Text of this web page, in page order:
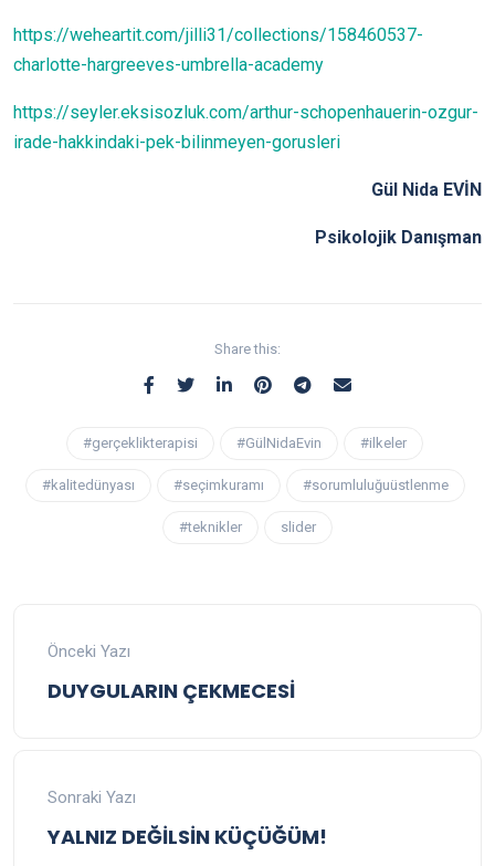
https://weheartit.com/jilli31/collections/158460537-
charlotte-hargreeves-umbrella-academy
https://seyler.eksisozluk.com/arthur-schopenhauerin-ozgur-
irade-hakkindaki-pek-bilinmeyen-gorusleri
Gül Nida EVİN
Psikolojik Danışman
Share this:
#gerçeklikterapisi #GülNidaEvin #ilkeler
#kalitedünyası #seçimkuramı #sorumluluğuüstlenme
#teknikler slider
Önceki Yazı
DUYGULARIN ÇEKMECESİ
Sonraki Yazı
YALNIZ DEĞİLSİN KÜÇÜĞÜM!